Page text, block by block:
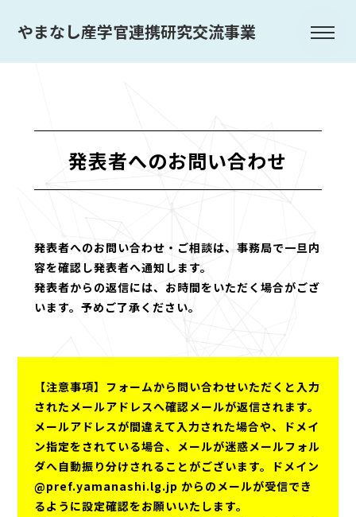
やまなし産学官連携研究交流事業
発表者へのお問い合わせ
発表者へのお問い合わせ・ご相談は、事務局で一旦内
容を確認し発表者へ通知します。
発表者からの返信には、お時間をいただく場合がござ
います。予めご了承ください。
【注意事項】フォームから問い合わせいただくと入力
されたメールアドレスへ確認メールが返信されます。
メールアドレスが間違えて入力された場合や、ドメイ
ン指定をされている場合、メールが迷惑メールフォル
ダへ自動振り分けされることがございます。ドメイン
@pref.yamanashi.lg.jp からのメールが受信でき
るように設定確認をお願いいたします。